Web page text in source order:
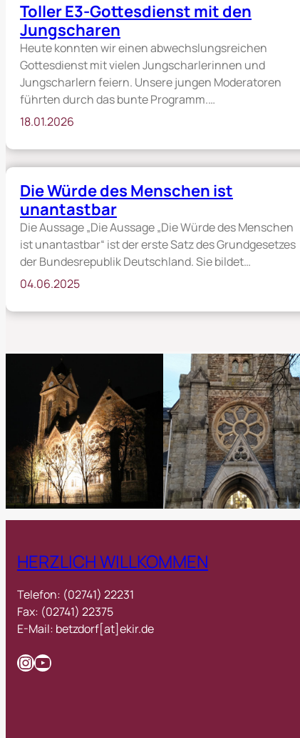
u
n
h
a
T
f
l
m
r
b
e
Toller E3-Gottesdienst mit den
Jungscharen
Heute konnten wir einen abwechslungsreichen
Gottesdienst mit vielen Jungscharlerinnen und
Jungscharlern feiern. Unsere jungen Moderatoren
führten durch das bunte Programm.…
18.01.2026
Die Würde des Menschen ist
unantastbar
Die Aussage „Die Aussage „Die Würde des Menschen
ist unantastbar“ ist der erste Satz des Grundgesetzes
der Bundesrepublik Deutschland. Sie bildet…
04.06.2025
HERZLICH WILLKOMMEN
Telefon: (02741) 22231
Fax: (02741) 22375
E-Mail: betzdorf[at]ekir.de
InstagramYouTube